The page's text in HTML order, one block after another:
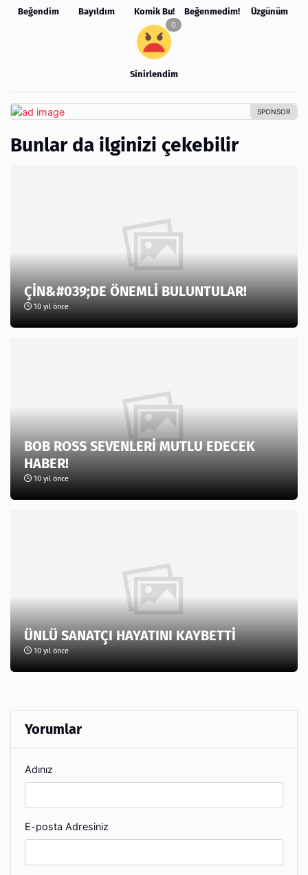
Beğendim Bayıldım Komik Bu! Beğenmedim! Üzgünüm
Sinirlendim
Bunlar da ilginizi çekebilir
ÇİN&#039;DE ÖNEMLİ BULUNTULAR!
10 yıl önce
BOB ROSS SEVENLERİ MUTLU EDECEK
HABER!
10 yıl önce
ÜNLÜ SANATÇI HAYATINI KAYBETTİ
10 yıl önce
Yorumlar
Adınız
E-posta Adresiniz